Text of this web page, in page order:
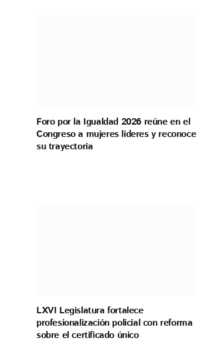
Foro por la Igualdad 2026 reúne en el
Congreso a mujeres líderes y reconoce
su trayectoria
LXVI Legislatura fortalece
profesionalización policial con reforma
sobre el certificado único